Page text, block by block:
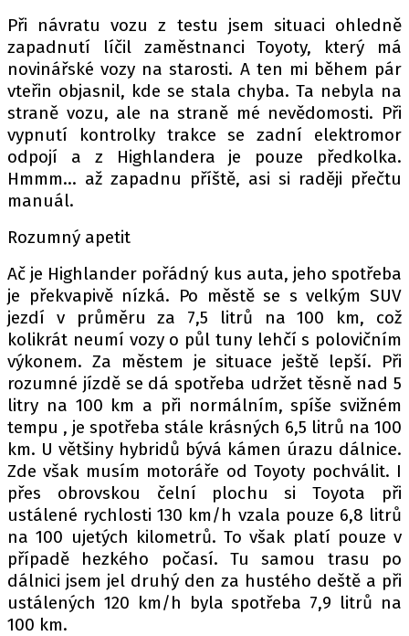
Při návratu vozu z testu jsem situaci ohledně
zapadnutí líčil zaměstnanci Toyoty, který má
novinářské vozy na starosti. A ten mi během pár
vteřin objasnil, kde se stala chyba. Ta nebyla na
straně vozu, ale na straně mé nevědomosti. Při
vypnutí kontrolky trakce se zadní elektromor
odpojí a z Highlandera je pouze předkolka.
Hmmm... až zapadnu příště, asi si raději přečtu
manuál.
Rozumný apetit
Ač je Highlander pořádný kus auta, jeho spotřeba
je překvapivě nízká. Po městě se s velkým SUV
jezdí v průměru za 7,5 litrů na 100 km, což
kolikrát neumí vozy o půl tuny lehčí s polovičním
výkonem. Za městem je situace ještě lepší. Při
rozumné jízdě se dá spotřeba udržet těsně nad 5
litry na 100 km a při normálním, spíše svižném
tempu , je spotřeba stále krásných 6,5 litrů na 100
km. U většiny hybridů bývá kámen úrazu dálnice.
Zde však musím motoráře od Toyoty pochválit. I
přes obrovskou čelní plochu si Toyota při
ustálené rychlosti 130 km/h vzala pouze 6,8 litrů
na 100 ujetých kilometrů. To však platí pouze v
případě hezkého počasí. Tu samou trasu po
dálnici jsem jel druhý den za hustého deště a při
ustálených 120 km/h byla spotřeba 7,9 litrů na
100 km.